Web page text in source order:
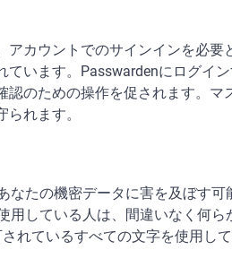
アカウントでのサインインを必要
ています。Passwardenにログイ
認のための操作を促されます。
れます。
たの機密データに害を及ぼす可
用している人は、間違いなく何ら
れているすべての文字を使用し